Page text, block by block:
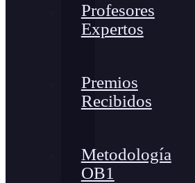
Profesores
Expertos
Premios
Recibidos
Metodología
OB1